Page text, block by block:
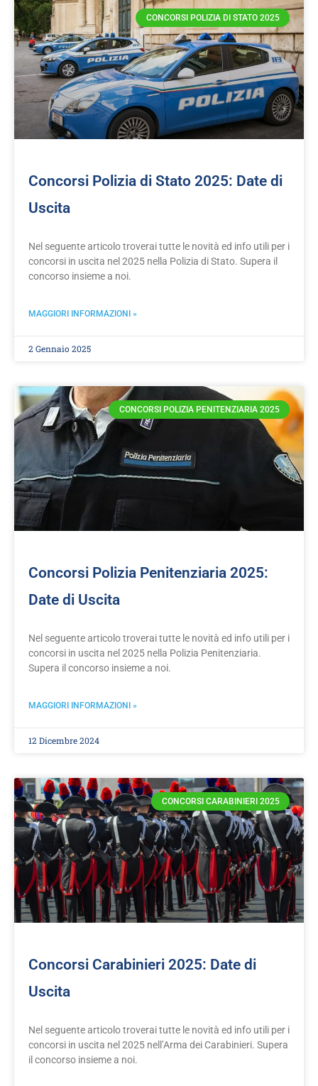
CONCORSI POLIZIA DI STATO 2025
Concorsi Polizia di Stato 2025: Date di
Uscita
Nel seguente articolo troverai tutte le novità ed info utili per i
concorsi in uscita nel 2025 nella Polizia di Stato. Supera il
concorso insieme a noi.
MAGGIORI INFORMAZIONI »
2 Gennaio 2025
CONCORSI POLIZIA PENITENZIARIA 2025
Concorsi Polizia Penitenziaria 2025:
Date di Uscita
Nel seguente articolo troverai tutte le novità ed info utili per i
concorsi in uscita nel 2025 nella Polizia Penitenziaria.
Supera il concorso insieme a noi.
MAGGIORI INFORMAZIONI »
12 Dicembre 2024
CONCORSI CARABINIERI 2025
Concorsi Carabinieri 2025: Date di
Uscita
Nel seguente articolo troverai tutte le novità ed info utili per i
concorsi in uscita nel 2025 nell’Arma dei Carabinieri. Supera
il concorso insieme a noi.